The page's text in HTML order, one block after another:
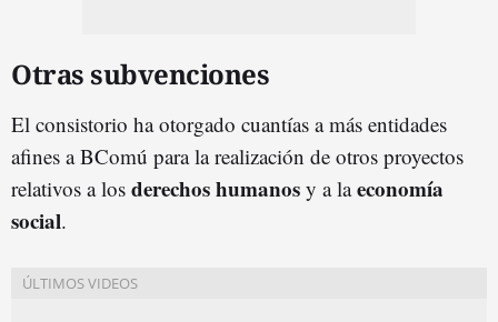
Otras subvenciones
El consistorio ha otorgado cuantías a más entidades
afines a BComú para la realización de otros proyectos
relativos a los derechos humanos y a laeconomía
social.